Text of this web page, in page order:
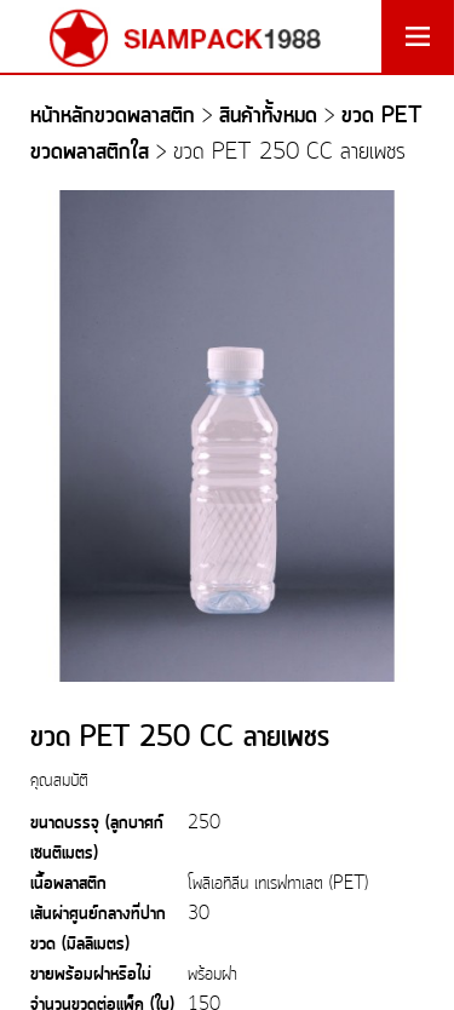
หน้าหลักขวดพลาสติก > สินค้าทั้งหมด > ขวด PET
ขวดพลาสติกใส > ขวด PET 250 CC ลายเพชร
ขวด PET 250 CC ลายเพชร
คุณสมบัติ
ขนาดบรรจุ (ลูกบาศก์
เซนติเมตร)
250
เนื้อพลาสติก โพลิเอทิลีน เทเรฟทาเลต (PET)
เส้นผ่าศูนย์กลางที่ปาก
ขวด (มิลลิเมตร)
30
ขายพร้อมฝาหรือไม่ พร้อมฝา